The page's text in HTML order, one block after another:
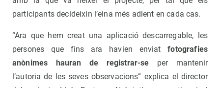
participants decideixin l’eina més adient en cada cas.
“Ara que hem creat una aplicació descarregable, les
persones que fins ara havien enviatfotografies
anònimes hauran de registrar-se per mantenir
l’autoria de les seves observacions” explica el director